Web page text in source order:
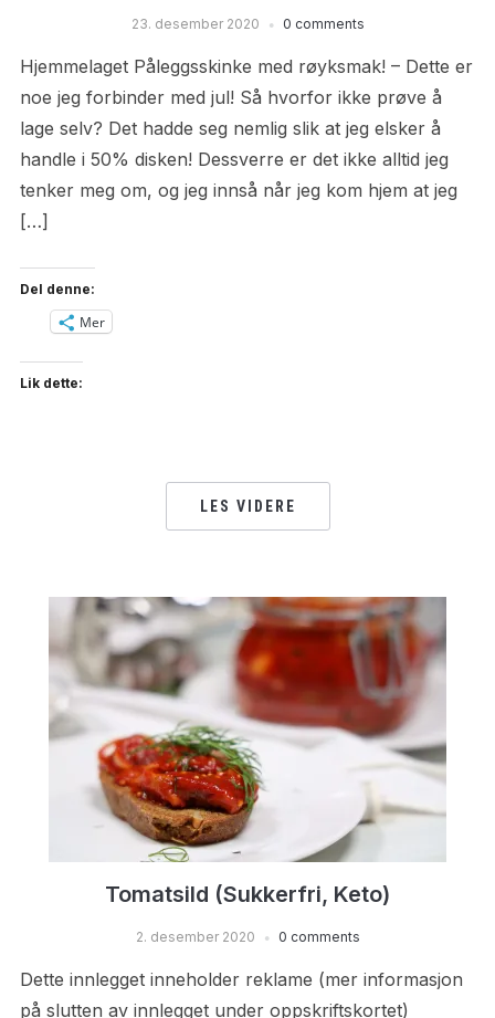
23. desember 2020 0 comments
Hjemmelaget Påleggsskinke med røyksmak! – Dette er
noe jeg forbinder med jul! Så hvorfor ikke prøve å
lage selv? Det hadde seg nemlig slik at jeg elsker å
handle i 50% disken! Dessverre er det ikke alltid jeg
tenker meg om, og jeg innså når jeg kom hjem at jeg
[…]
Del denne:
Mer
Lik dette:
LES VIDERE
Tomatsild (Sukkerfri, Keto)
2. desember 2020 0 comments
Dette innlegget inneholder reklame (mer informasjon
på slutten av innlegget under oppskriftskortet)